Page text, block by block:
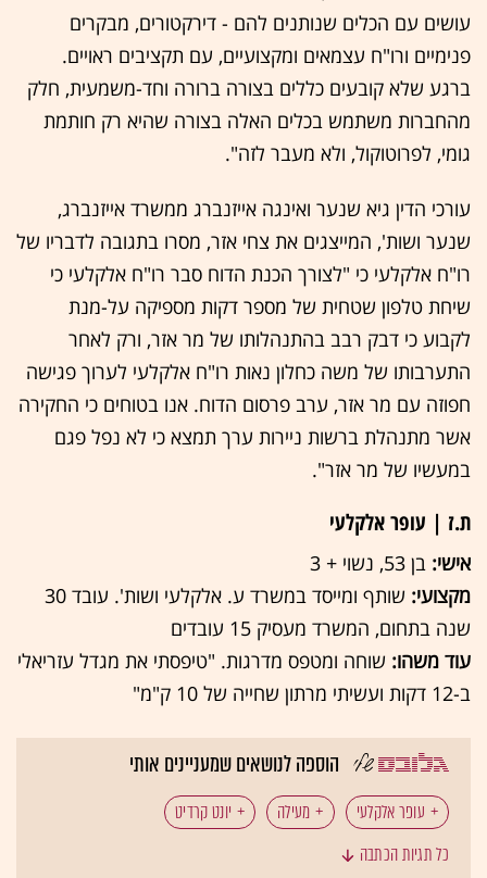
עושים עם הכלים שנותנים להם - דירקטורים, מבקרים
פנימיים ורו"ח עצמאים ומקצועיים, עם תקציבים ראויים.
ברגע שלא קובעים כללים בצורה ברורה וחד-משמעית, חלק
מהחברות משתמש בכלים האלה בצורה שהיא רק חותמת
גומי, לפרוטוקול, ולא מעבר לזה".
עורכי הדין גיא שנער ואינגה אייזנברג ממשרד אייזנברג,
שנער ושות', המייצגים את צחי אזר, מסרו בתגובה לדבריו של
רו"ח אלקלעי כי "לצורך הכנת הדוח סבר רו"ח אלקלעי כי
שיחת טלפון שטחית של מספר דקות מספיקה על-מנת
לקבוע כי דבק רבב בהתנהלותו של מר אזר, ורק לאחר
התערבותו של משה כחלון נאות רו"ח אלקלעי לערוך פגישה
חפוזה עם מר אזר, ערב פרסום הדוח. אנו בטוחים כי החקירה
אשר מתנהלת ברשות ניירות ערך תמצא כי לא נפל פגם
במעשיו של מר אזר".
ת.ז | עופר אלקלעי
אישי: בן 53, נשוי + 3
מקצועי:
שותף ומייסד במשרד ע. אלקלעי ושות'. עובד 30
שנה בתחום, המשרד מעסיק 15 עובדים
עוד משהו: שוחה ומטפס מדרגות. "טיפסתי את מגדל עזריאלי
ב-12 דקות ועשיתי מרתון שחייה של 10 ק"מ"
הוספה לנושאים שמעניינים אותי
עופר אלקלעי מעילה יונט קרדיט
כל תגיות הכתבה